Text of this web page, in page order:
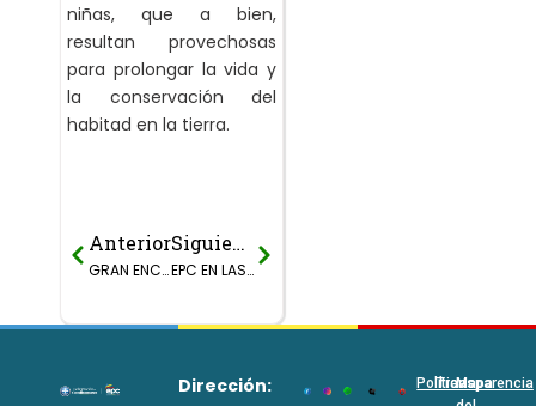
niñas, que a bien,
resultan provechosas
para prolongar la vida y
la conservación del
habitad en la tierra.
Prev
Anterior
GRAN ENCUENTRO DE CLUBES DEFENSORES DEL AGUA DE CUNDINAMARCA.
Siguiente
EPC EN LAS MESAS DE EMPALME DE LA REGIÓN QUE PROGRESA.
Next
Dirección:
Políticas
Transparencia
Mapa